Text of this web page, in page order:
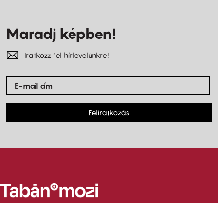
Maradj képben!
Iratkozz fel hírlevelünkre!
Feliratkozás